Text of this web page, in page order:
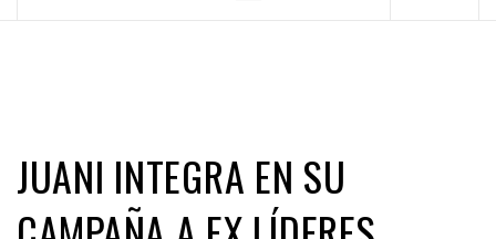
JUANI INTEGRA EN SU